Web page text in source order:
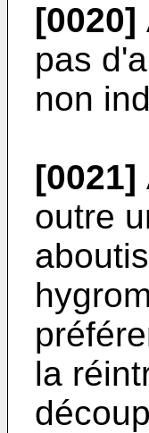
[0020]
pas
non
[0021]
outre
la